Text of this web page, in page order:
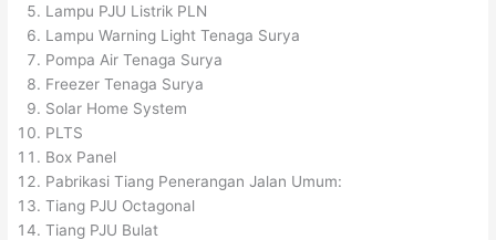
Lampu PJU Listrik PLN
Lampu Warning Light Tenaga Surya
Pompa Air Tenaga Surya
Freezer Tenaga Surya
Solar Home System
PLTS
Box Panel
Pabrikasi Tiang Penerangan Jalan Umum:
Tiang PJU Octagonal
Tiang PJU Bulat